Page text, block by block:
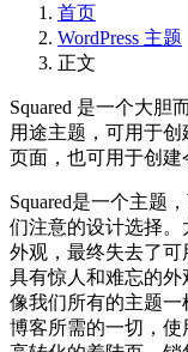
首页
WordPress 主题
正文
Squared 是一个大胆
用途主题，可用于
页面，也可用于创建
Squared是一个主题
们注意的设计选择。
外观，最终失去了可
具有惊人和难忘的外
像我们所有的主题一
博客所需的一切，